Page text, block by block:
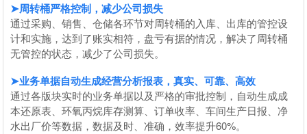
➤周转桶严格控制，减少公司损失
通过采购、销售、仓储各环节对周转桶的入库、出库的管控设
计和实施，达到了账实相符，盘亏有据的情况，解决了周转桶
无管控的状态，减少了公司损失。
➤业务单据自动生成经营分析报表，真实、可靠、高效
通过各版块实时的业务单据以及严格的审批控制，自动生成成
本还原表、环氧丙烷库存测算、订单收率、车间生产日报、净
水出厂价等数据，数据及时、准确，效率提升60%。